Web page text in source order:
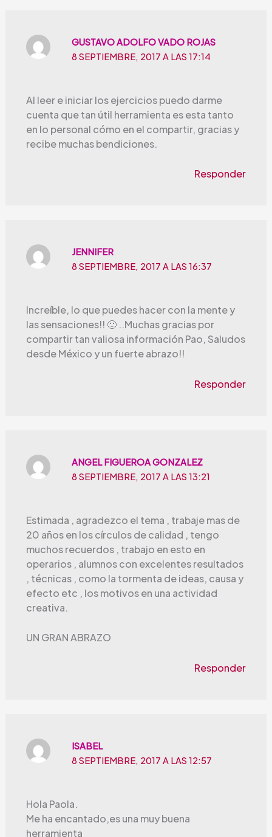
GUSTAVO ADOLFO VADO ROJAS
8 SEPTIEMBRE, 2017 A LAS 17:14
Al leer e iniciar los ejercicios puedo darme
cuenta que tan útil herramienta es esta tanto
en lo personal cómo en el compartir, gracias y
recibe muchas bendiciones.
Responder
JENNIFER
8 SEPTIEMBRE, 2017 A LAS 16:37
Increíble, lo que puedes hacer con la mente y
las sensaciones!! 🙂 ..Muchas gracias por
compartir tan valiosa información Pao, Saludos
desde México y un fuerte abrazo!!
Responder
ANGEL FIGUEROA GONZALEZ
8 SEPTIEMBRE, 2017 A LAS 13:21
Estimada , agradezco el tema , trabaje mas de
20 años en los círculos de calidad , tengo
muchos recuerdos , trabajo en esto en
operarios , alumnos con excelentes resultados
, técnicas , como la tormenta de ideas, causa y
efecto etc , los motivos en una actividad
creativa.
UN GRAN ABRAZO
Responder
ISABEL
8 SEPTIEMBRE, 2017 A LAS 12:57
Hola Paola.
Me ha encantado,es una muy buena
herramienta